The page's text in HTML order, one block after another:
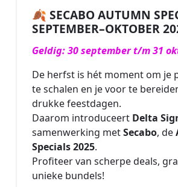
🍂 SECABO AUTUMN
SEPTEMBER–OKTOBER
Geldig: 30 september t/m 31
De herfst is hét moment om je
te schalen en je voor te
drukke feestdagen.
Daarom introduceert Delta
samenwerking metSecabo, de
Specials 2025.
Profiteer van scherpe deals,
unieke bundels!